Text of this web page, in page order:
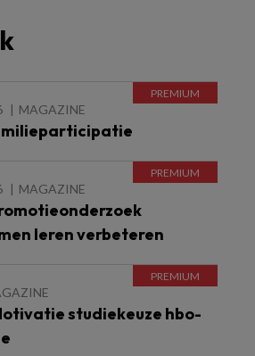
MAGAZINE
MAGAZINE
leren verbeteren
studiekeuze hbo-